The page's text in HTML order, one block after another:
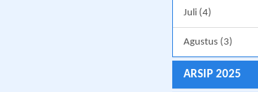
Juli (4)
Agustus (3)
ARSIP 2025